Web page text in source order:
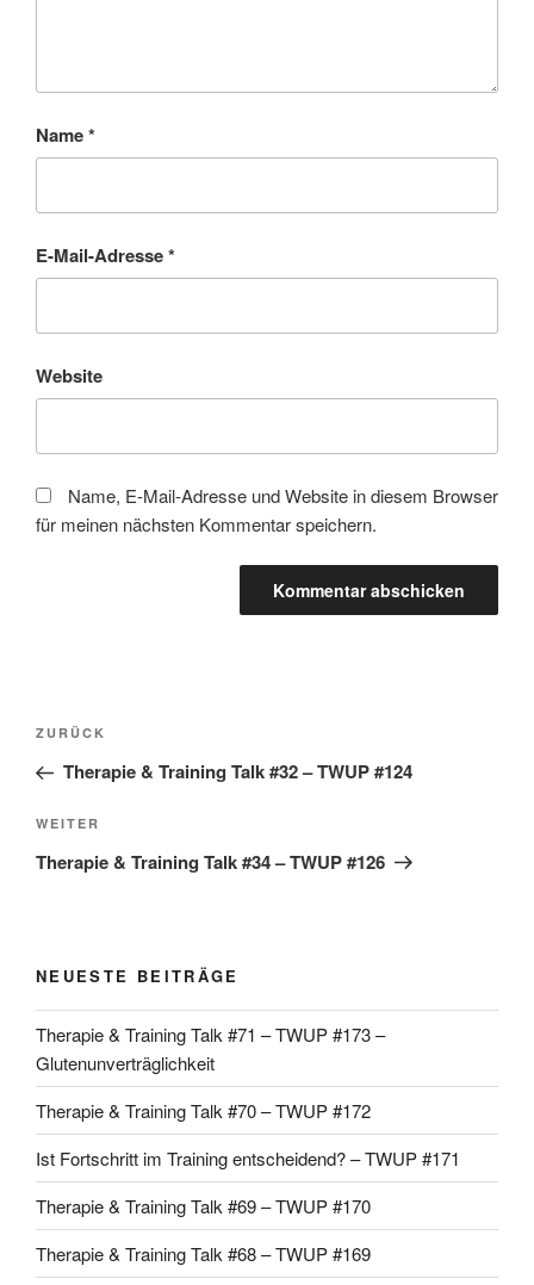
Name*
E-Mail-Adresse*
Website
Name, E-Mail-Adresse und Website in diesem Browser
für meinen nächsten Kommentar speichern.
Beitragsnavigation
Vorheriger
Beitrag
ZURÜCK
Therapie & Training Talk #32 – TWUP #124
Nächster
Beitrag
WEITER
Therapie & Training Talk #34 – TWUP #126
NEUESTE BEITRÄGE
Therapie & Training Talk #71 – TWUP #173 –
Glutenunverträglichkeit
Therapie & Training Talk #70 – TWUP #172
Ist Fortschritt im Training entscheidend? – TWUP #171
Therapie & Training Talk #69 – TWUP #170
Therapie & Training Talk #68 – TWUP #169